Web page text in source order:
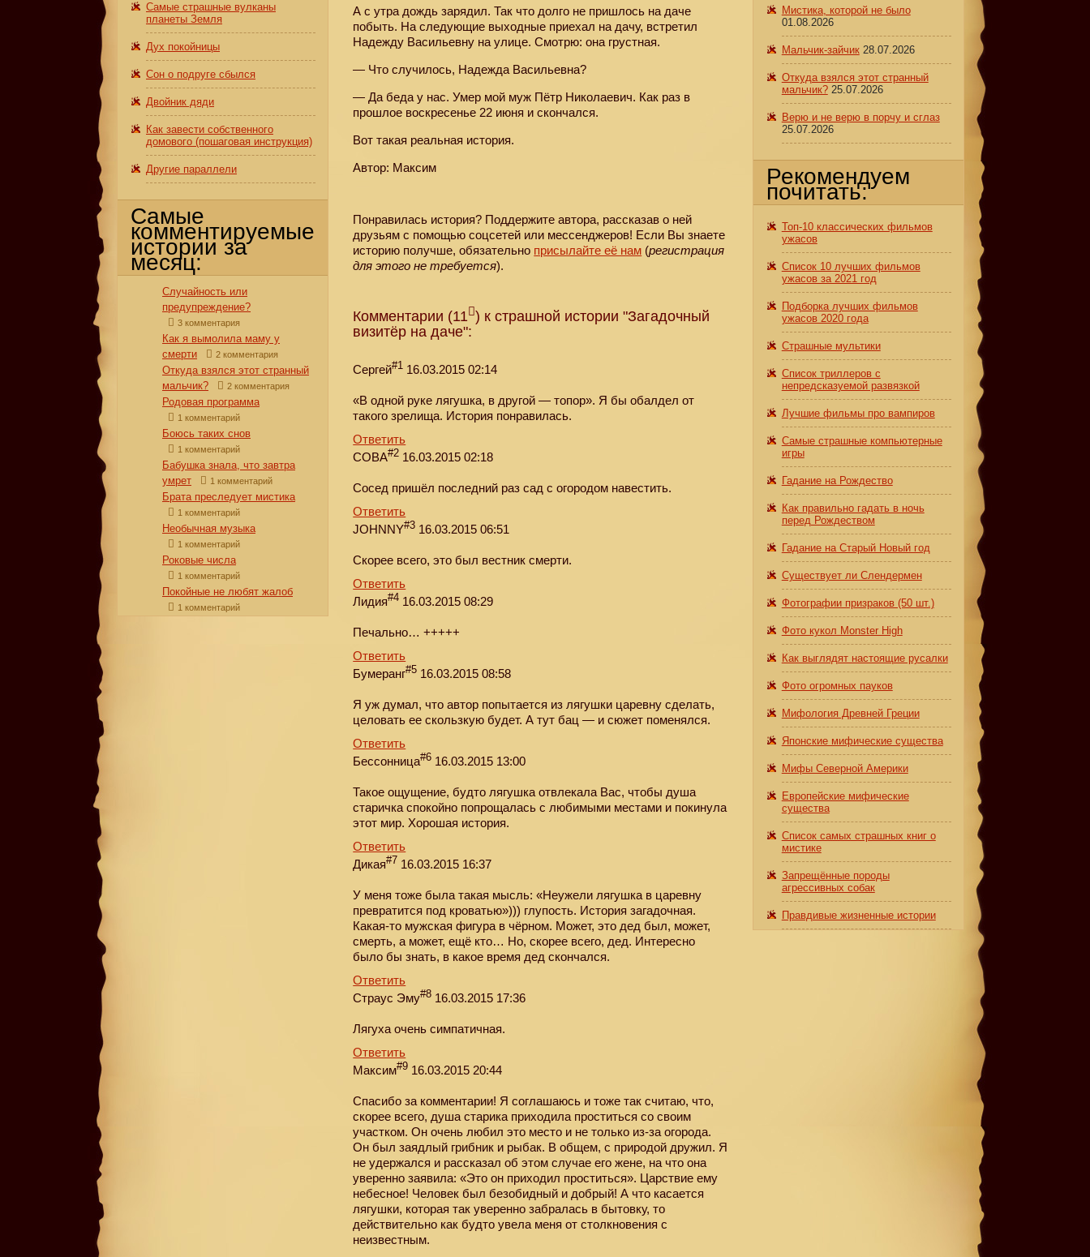
А с утра дождь зарядил. Так что долго не пришлось на даче
побыть. На следующие выходные приехал на дачу, встретил
Надежду Васильевну на улице. Смотрю: она грустная.
— Что случилось, Надежда Васильевна?
— Да беда у нас. Умер мой муж Пётр Николаевич. Как раз в
прошлое воскресенье 22 июня и скончался.
Вот такая реальная история.
Автор: Максим
Понравилась история? Поддержите автора, рассказав о ней
друзьям с помощью соцсетей или мессенджеров! Если Вы знаете
историю получше, обязательно присылайте её нам (регистрация
для этого не требуется).
Комментарии (11 ) к страшной истории "Загадочный
визитёр на даче":
Сергей#1 16.03.2015 02:14
«В одной руке лягушка, в другой — топор». Я бы обалдел oт
такого зрелища. История понравилась.
Ответить
COBA#2 16.03.2015 02:18
Сосед пришёл последний раз сад с огородом навестить.
Ответить
JOHNNY#3 16.03.2015 06:51
Скорее всего, это был вестник смерти.
Ответить
Лидия#4 16.03.2015 08:29
Печально… +++++
Ответить
Бумеранг#5 16.03.2015 08:58
Я уж думал, что автор попытается из лягушки царевну сделать,
целовать ее скользкую будет. А тут бац — и сюжет поменялся.
Ответить
Бессонница#6 16.03.2015 13:00
Такое ощущение, будто лягушка отвлекала Вас, чтобы душа
старичка спокойно попрощалась с любимыми местами и покинула
этот мир. Хорошая история.
Ответить
Дикая#7 16.03.2015 16:37
У меня тоже была такая мысль: «Hеужели лягушка в царевну
превратится под кроватью»))) глупость. История загадочная.
Какая-то мужская фигура в чёрном. Может, это дед был, может,
смерть, а может, ещё кто… Но, скорее всего, дед. Интересно
было бы знать, в какое время дед скончался.
Ответить
Страус Эму#8 16.03.2015 17:36
Лягуха очень симпатичная.
Ответить
Максим#9 16.03.2015 20:44
Спасибо за комментарии! Я соглашаюсь и тоже так считаю, что,
скорее всего, душа старика приходила проститься со своим
участком. Он очень любил это место и не только из-за огорода.
Он был заядлый грибник и рыбак. В общем, с природой дружил. Я
не удержался и рассказал об этом случае его жене, на что она
уверенно заявила: «Это он приходил проститься». Царствие ему
небесное! Человек был безобидный и добрый! А что касается
лягушки, которая так уверенно забралась в бытовку, то
действительно как будто увела меня от столкновения с
неизвестным.
Самые страшные вулканы
планеты Земля
Дух покойницы
Сон о подруге сбылся
Двойник дяди
Как завести собственного
домового (пошаговая инструкция)
Другие параллели
Самые
комментируемые
истории за
месяц:
Случайность или
предупреждение?
3 комментария
Как я вымолила маму у
смерти
2 комментария
Откуда взялся этот странный
мальчик?
2 комментария
Родовая программа
1 комментарий
Боюсь таких снов
1 комментарий
Бабушка знала, что завтра
умрет
1 комментарий
Брата преследует мистика
1 комментарий
Необычная музыка
1 комментарий
Роковые числа
1 комментарий
Покойные не любят жалоб
1 комментарий
Мистика, которой не было
01.08.2026
Мальчик-зайчик 28.07.2026
Откуда взялся этот странный
мальчик? 25.07.2026
Верю и не верю в порчу и сглаз
25.07.2026
Рекомендуем
почитать:
Топ-10 классических фильмов
ужасов
Список 10 лучших фильмов
ужасов за 2021 год
Подборка лучших фильмов
ужасов 2020 года
Страшные мультики
Список триллеров с
непредсказуемой развязкой
Лучшие фильмы про вампиров
Самые страшные компьютерные
игры
Гадание на Рождество
Как правильно гадать в ночь
перед Рождеством
Гадание на Старый Новый год
Существует ли Слендермен
Фотографии призраков (50 шт.)
Фото кукол Monster High
Как выглядят настоящие русалки
Фото огромных пауков
Мифология Древней Греции
Японские мифические существа
Мифы Северной Америки
Европейские мифические
существа
Список самых страшных книг о
мистике
Запрещённые породы
агрессивных собак
Правдивые жизненные истории